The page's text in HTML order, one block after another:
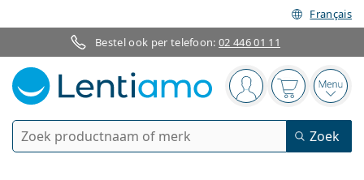
Français
Bestel ook per telefoon:02 446 01 11
Navigatie
Je bent ingelogd
Jouw
Zoek
Zoek
Bestaande klant?